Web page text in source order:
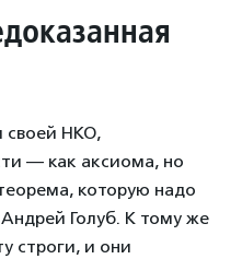
своей НКО,
— как аксиома, но
которую надо
Голуб. К тому же
строги, и они